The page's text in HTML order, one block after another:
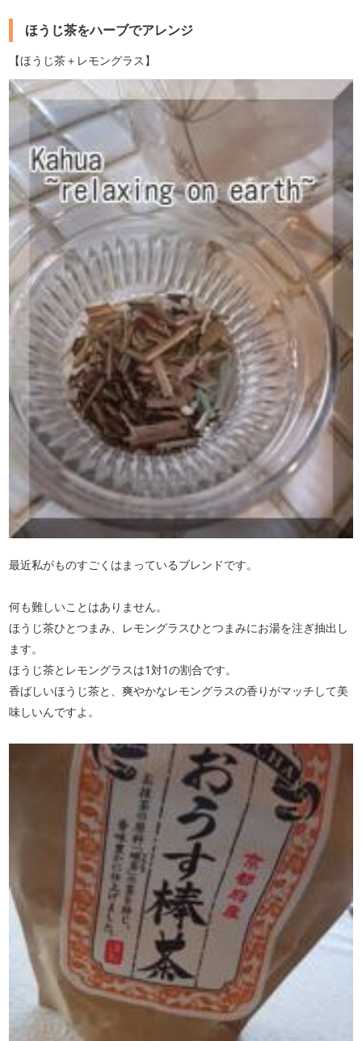
ほうじ茶をハーブでアレンジ
【ほうじ茶＋レモングラス】
最近私がものすごくはまっているブレンドです。
何も難しいことはありません。
ほうじ茶ひとつまみ、レモングラスひとつまみにお湯を注ぎ抽出し
ます。
ほうじ茶とレモングラスは1対1の割合です。
香ばしいほうじ茶と、爽やかなレモングラスの香りがマッチして美
味しいんですよ。